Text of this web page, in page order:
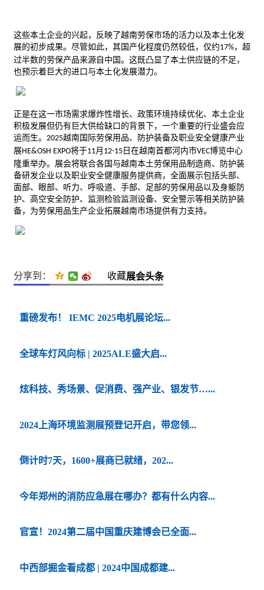
这些本土企业的兴起，反映了越南劳保市场的活力以及本土化发
展的初步成果。尽管如此，其国产化程度仍然较低，仅约17%，超
过半数的劳保产品来源自 中国 。这既凸显了本土供应链的不足，
也预示着巨大的进口与本土化发展潜力。
正是在这一市场需求爆炸性增长、政策环境持续优化、本土企业
积极发展但仍有巨大供给缺口的背景下，一个重要的行业盛会应
运而生。 2025越南国际劳保用品、防护装备及职业安全健康产业
展HE&OSH EXPO将于11月 12-15 日在越南首都河内市VEC博览中心
隆重举办。 展会将联合各国与越南本土劳保用品制造商、防护装
备研发企业以及职业安全健康服务提供商，全面展示包括头部、
面部、眼部、听力、呼吸道、手部、足部的劳保用品以及身躯防
护、高空安全防护、监测检验监测设备、安全警示等相关防护装
备，为劳保用品生产企业拓展越南市场提供有力支持。
分享到： 收藏展会头条
重磅发布！ IEMC 2025电机展论坛...
全球车灯风向标 | 2025ALE盛大启...
炫科技、秀场景、促消费、强产业、银发节…...
2024上海环境监测展预登记开启，带您领...
倒计时7天，1600+展商已就绪，202...
今年郑州的消防应急展在哪办？都有什么内容...
官宣！2024第二届中国重庆建博会已全面...
中西部掘金看成都 | 2024中国成都建...